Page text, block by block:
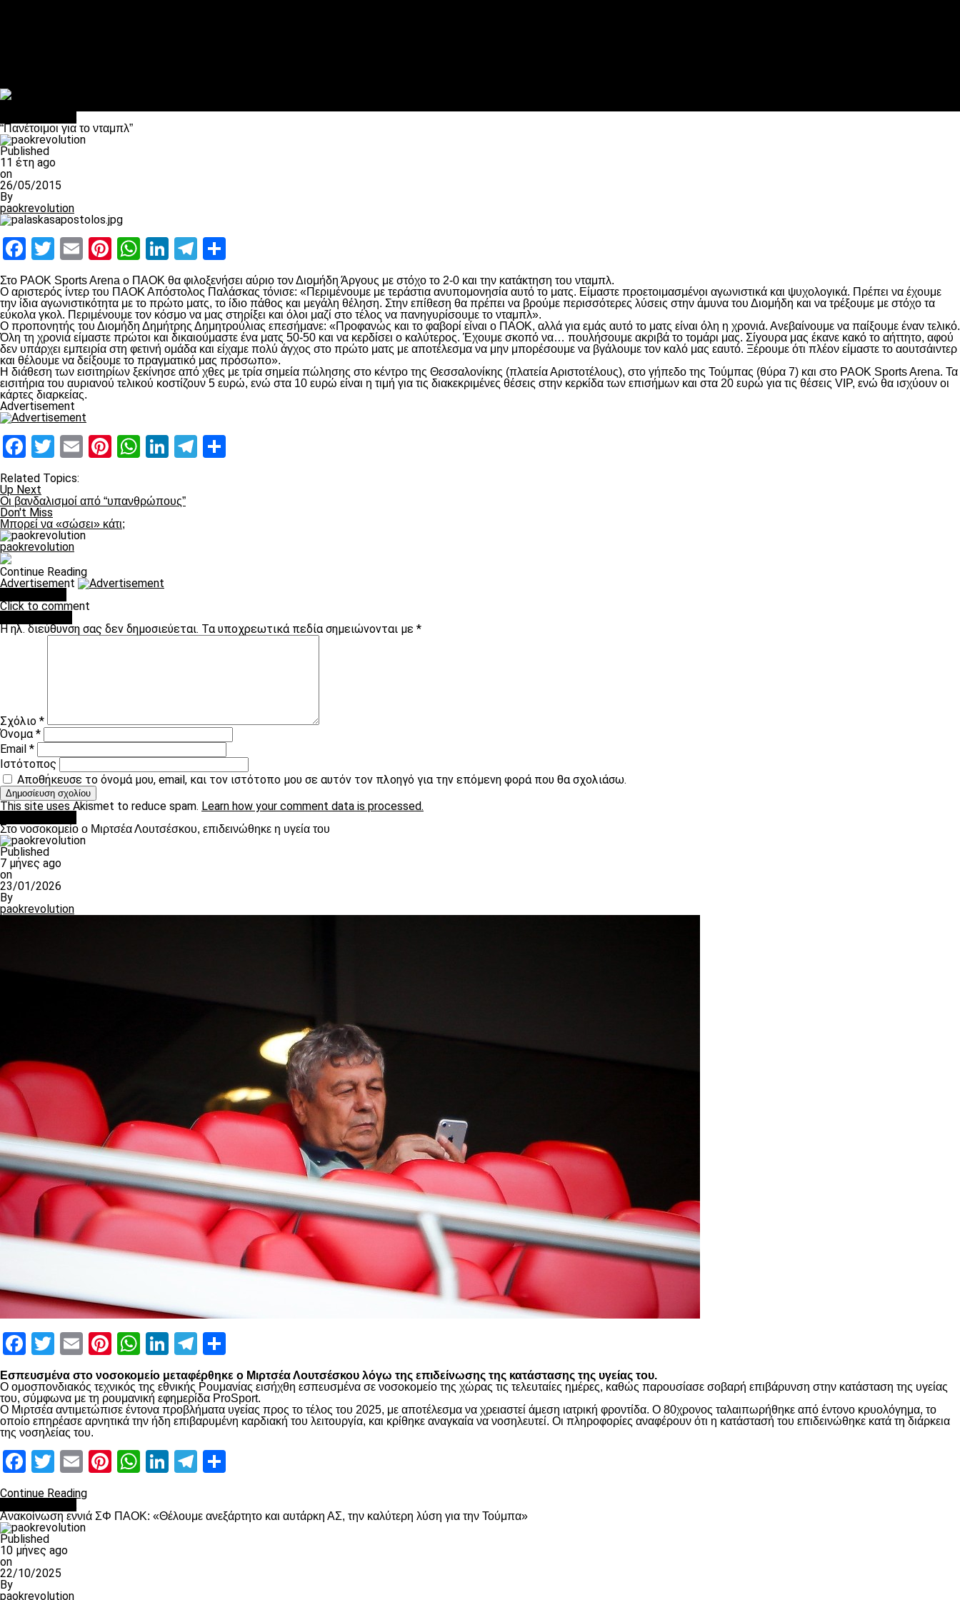
“Πανέτοιμοι για το νταμπλ”
Published
11 έτη ago
on
26/05/2015
By
paokrevolution
Facebook
Twitter
EmailPinterest
WhatsApp
LinkedIn
Telegram
Στο PAOK Sports Arena ο ΠΑΟΚ θα φιλοξενήσει αύριο τον Διομήδη Άργους με στόχο το 2-0 και την κατάκτηση του νταμπλ.
Ο αριστερός ίντερ του ΠΑΟΚ Απόστολος Παλάσκας τόνισε: «Περιμένουμε με τεράστια ανυπομονησία αυτό το ματς. Είμαστε προετοιμασμένοι αγωνιστικά και ψυχολογικά. Πρέπει να έχουμε
την ίδια αγωνιστικότητα με το πρώτο ματς, το ίδιο πάθος και μεγάλη θέληση. Στην επίθεση θα πρέπει να βρούμε περισσότερες λύσεις στην άμυνα του Διομήδη και να τρέξουμε με στόχο τα
εύκολα γκολ. Περιμένουμε τον κόσμο να μας στηρίξει και όλοι μαζί στο τέλος να πανηγυρίσουμε το νταμπλ».
Ο προπονητής του Διομήδη Δημήτρης Δημητρούλιας επεσήμανε: «Προφανώς και το φαβορί είναι ο ΠΑΟΚ, αλλά για εμάς αυτό το ματς είναι όλη η χρονιά. Ανεβαίνουμε να παίξουμε έναν τελικό.
Όλη τη χρονιά είμαστε πρώτοι και δικαιούμαστε ένα ματς 50-50 και να κερδίσει ο καλύτερος. Έχουμε σκοπό να… πουλήσουμε ακριβά το τομάρι μας. Σίγουρα μας έκανε κακό το αήττητο, αφού
δεν υπάρχει εμπειρία στη φετινή ομάδα και είχαμε πολύ άγχος στο πρώτο ματς με αποτέλεσμα να μην μπορέσουμε να βγάλουμε τον καλό μας εαυτό. Ξέρουμε ότι πλέον είμαστε το αουτσάιντερ
και θέλουμε να δείξουμε το πραγματικό μας πρόσωπο».
Η διάθεση των εισιτηρίων ξεκίνησε από χθες με τρία σημεία πώλησης στο κέντρο της Θεσσαλονίκης (πλατεία Αριστοτέλους), στο γήπεδο της Τούμπας (θύρα 7) και στο PAOK Sports Arena. Τα
εισιτήρια του αυριανού τελικού κοστίζουν 5 ευρώ, ενώ στα 10 ευρώ είναι η τιμή για τις διακεκριμένες θέσεις στην κερκίδα των επισήμων και στα 20 ευρώ για τις θέσεις VIP, ενώ θα ισχύουν οι
κάρτες διαρκείας.
Advertisement
Facebook
Twitter
EmailPinterest
WhatsApp
LinkedIn
Telegram
Related Topics:
Up Next
Οι βανδαλισμοί από “υπανθρώπους”
Don't Miss
Μπορεί να «σώσει» κάτι;
paokrevolution
Continue Reading
Advertisement
Click to comment
Η ηλ. διεύθυνση σας δεν δημοσιεύεται. Τα υποχρεωτικά πεδία σημειώνονται με *
Σχόλιο *
Όνομα*
Email *
Ιστότοπος
Αποθήκευσε το όνομά μου, email, και τον ιστότοπο μου σε αυτόν τον πλοηγό για την επόμενη φορά που θα σχολιάσω.
This site uses Akismet to reduce spam. Learn how your comment data is processed.
Στο νοσοκομείο ο Μιρτσέα Λουτσέσκου, επιδεινώθηκε η υγεία του
Published
7 μήνες ago
on
23/01/2026
By
paokrevolution
Facebook
Twitter
EmailPinterest
WhatsApp
LinkedIn
Telegram
Εσπευσμένα στο νοσοκομείο μεταφέρθηκε ο Μιρτσέα Λουτσέσκου λόγω της επιδείνωσης της κατάστασης της υγείας του.
Ο ομοσπονδιακός τεχνικός της εθνικής Ρουμανίας εισήχθη εσπευσμένα σε νοσοκομείο της χώρας τις τελευταίες ημέρες, καθώς παρουσίασε σοβαρή επιβάρυνση στην κατάσταση της υγείας
του, σύμφωνα με τη ρουμανική εφημερίδα ProSport.
Ο Μιρτσέα αντιμετώπισε έντονα προβλήματα υγείας προς το τέλος του 2025, με αποτέλεσμα να χρειαστεί άμεση ιατρική φροντίδα. Ο 80χρονος ταλαιπωρήθηκε από έντονο κρυολόγημα, το
οποίο επηρέασε αρνητικά την ήδη επιβαρυμένη καρδιακή του λειτουργία, και κρίθηκε αναγκαία να νοσηλευτεί. Οι πληροφορίες αναφέρουν ότι η κατάστασή του επιδεινώθηκε κατά τη διάρκεια
της νοσηλείας του.
Facebook
Twitter
EmailPinterest
WhatsApp
LinkedIn
Telegram
Continue Reading
Ανακοίνωση εννιά ΣΦ ΠΑΟΚ: «Θέλουμε ανεξάρτητο και αυτάρκη ΑΣ, την καλύτερη λύση για την Τούμπα»
Published
10 μήνες ago
on
22/10/2025
By
paokrevolution